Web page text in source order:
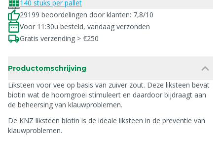
140 stuks per pallet
29199 beoordelingen door klanten: 7,8/10
Voor 11:30u besteld, vandaag verzonden
Gratis verzending > €250
Productomschrijving
Liksteen voor vee op basis van zuiver zout. Deze liksteen bevat
biotin wat de hoorngroei stimuleert en daardoor bijdraagt aan
de beheersing van klauwproblemen.
De KNZ liksteen biotin is de ideale liksteen in de preventie van
klauwproblemen.